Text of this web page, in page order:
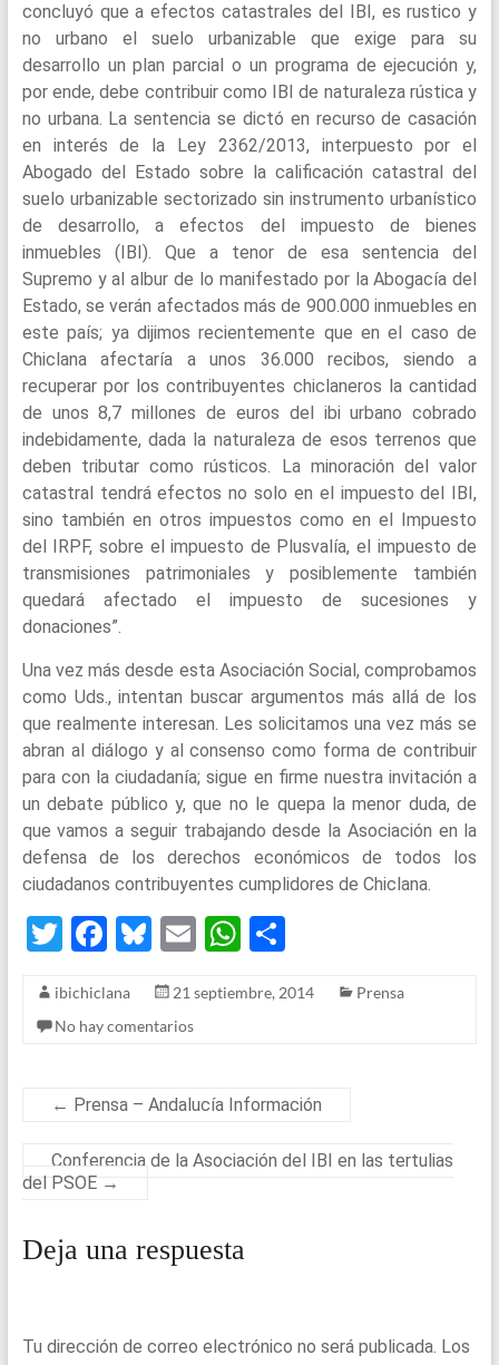
concluyó que a efectos catastrales del IBI, es rustico y
no urbano el suelo urbanizable que exige para su
desarrollo un plan parcial o un programa de ejecución y,
por ende, debe contribuir como IBI de naturaleza rústica y
no urbana. La sentencia se dictó en recurso de casación
en interés de la Ley 2362/2013, interpuesto por el
Abogado del Estado sobre la calificación catastral del
suelo urbanizable sectorizado sin instrumento urbanístico
de desarrollo, a efectos del impuesto de bienes
inmuebles (IBI). Que a tenor de esa sentencia del
Supremo y al albur de lo manifestado por la Abogacía del
Estado, se verán afectados más de 900.000 inmuebles en
este país; ya dijimos recientemente que en el caso de
Chiclana afectaría a unos 36.000 recibos, siendo a
recuperar por los contribuyentes chiclaneros la cantidad
de unos 8,7 millones de euros del ibi urbano cobrado
indebidamente, dada la naturaleza de esos terrenos que
deben tributar como rústicos. La minoración del valor
catastral tendrá efectos no solo en el impuesto del IBI,
sino también en otros impuestos como en el Impuesto
del IRPF, sobre el impuesto de Plusvalía, el impuesto de
transmisiones patrimoniales y posiblemente también
quedará afectado el impuesto de sucesiones y
donaciones”.
Una vez más desde esta Asociación Social, comprobamos
como Uds., intentan buscar argumentos más allá de los
que realmente interesan. Les solicitamos una vez más se
abran al diálogo y al consenso como forma de contribuir
para con la ciudadanía; sigue en firme nuestra invitación a
un debate público y, que no le quepa la menor duda, de
que vamos a seguir trabajando desde la Asociación en la
defensa de los derechos económicos de todos los
ciudadanos contribuyentes cumplidores de Chiclana.
T
tt
er
F
ce
b
o
k
Bl
es
ky
E
ail
W
at
p
p
S
ar
ibichiclana 21 septiembre, 2014
Prensa
No hay comentarios
← Prensa – Andalucía Información
Conferencia de la Asociación del IBI en las tertulias
del PSOE →
Deja una respuesta
Tu dirección de correo electrónico no será publicada. Los